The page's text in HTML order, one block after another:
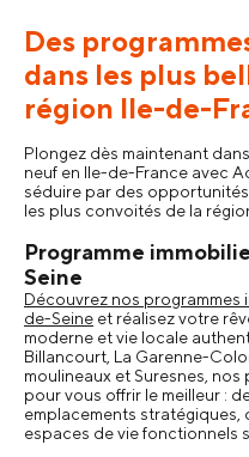
Des
dans les plus
région Ile-de-
Plongez dès maintenant
neuf en Ile-de-France avec
séduire par des
les plus convoités de la
Programme
Seine
Découvrez nos programmes
de-Seine et réalisez votre
moderne et vie locale
Billancourt, La Garenne-
moulineaux et Suresnes,
pour vous offrir le meilleur :
emplacements
espaces de vie fonctionnels